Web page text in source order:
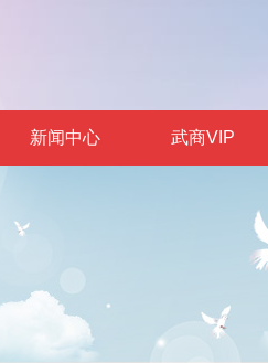
新闻中心 武商VIP